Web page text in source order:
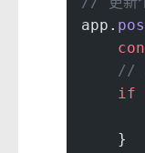
app.
//
    if
    }